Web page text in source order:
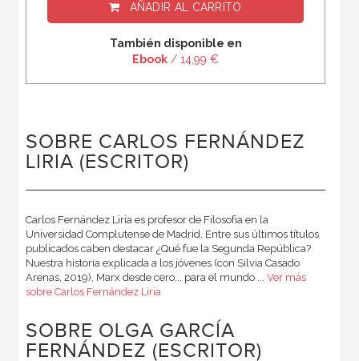
AÑADIR AL CARRITO
También disponible en
Ebook / 14,99 €
SOBRE CARLOS FERNÁNDEZ
LIRIA (ESCRITOR)
Carlos Fernández Liria es profesor de Filosofía en la
Universidad Complutense de Madrid. Entre sus últimos títulos
publicados caben destacar ¿Qué fue la Segunda República?
Nuestra historia explicada a los jóvenes (con Silvia Casado
Arenas, 2019), Marx desde cero... para el mundo ... Ver más
sobre Carlos Fernández Liria
SOBRE OLGA GARCÍA
FERNÁNDEZ (ESCRITOR)